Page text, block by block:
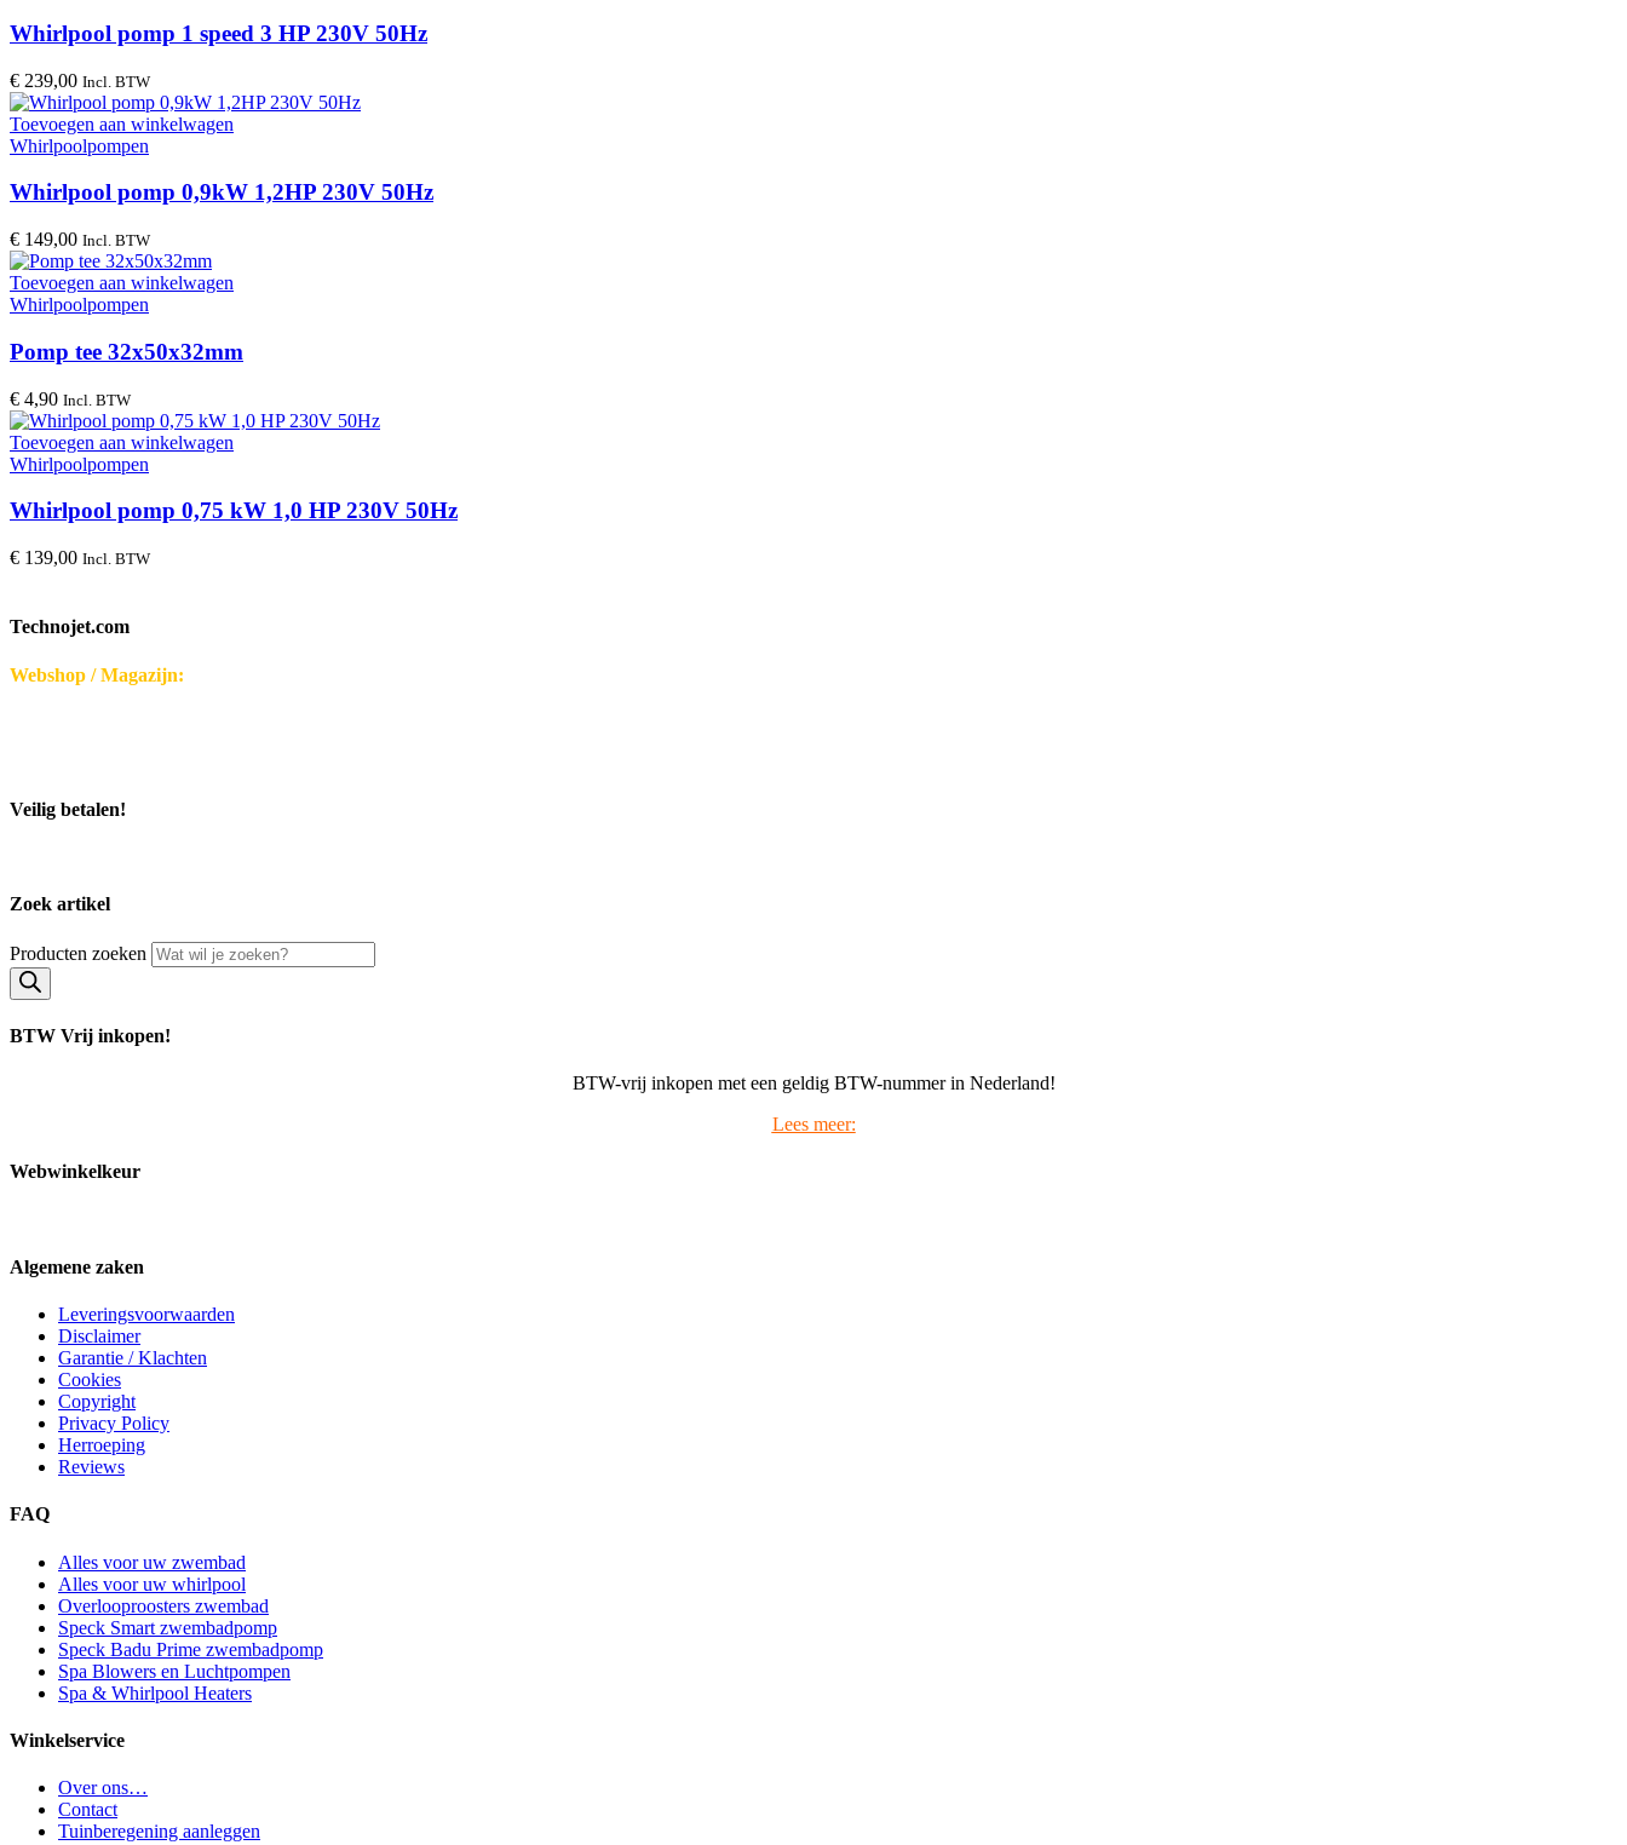
Whirlpool pomp 1 speed 3 HP 230V 50Hz
€ 239,00 Incl. BTW
Toevoegen aan winkelwagen
Whirlpoolpompen
Whirlpool pomp 0,9kW 1,2HP 230V 50Hz
€ 149,00 Incl. BTW
Toevoegen aan winkelwagen
Whirlpoolpompen
Pomp tee 32x50x32mm
€ 4,90 Incl. BTW
Toevoegen aan winkelwagen
Whirlpoolpompen
Whirlpool pomp 0,75 kW 1,0 HP 230V 50Hz
€ 139,00 Incl. BTW
Technojet.com
Webshop / Magazijn:
Veilig betalen!
Zoek artikel
Producten zoeken
BTW Vrij inkopen!
BTW-vrij inkopen met een geldig BTW-nummer in Nederland!
Lees meer:
Webwinkelkeur
Algemene zaken
Leveringsvoorwaarden
Disclaimer
Garantie / Klachten
Cookies
Copyright
Privacy Policy
Herroeping
Reviews
FAQ
Alles voor uw zwembad
Alles voor uw whirlpool
Overlooproosters zwembad
Speck Smart zwembadpomp
Speck Badu Prime zwembadpomp
Spa Blowers en Luchtpompen
Spa & Whirlpool Heaters
Winkelservice
Over ons…
Contact
Tuinberegening aanleggen